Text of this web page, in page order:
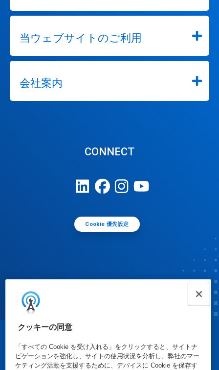
クッキーの同意
「すべての Cookie を受け入れる」をクリックすると、サイトナ
ビゲーションを強化し、サイトの使用状況を分析し、弊社のマー
ケティング活動を支援するために、デバイスに Cookie を保存す
当ウェブサイトのご利用
会社案内
CONNECT
Cookie 優先設定
© Ecolab Inc. 2025